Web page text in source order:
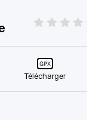
Télécharger